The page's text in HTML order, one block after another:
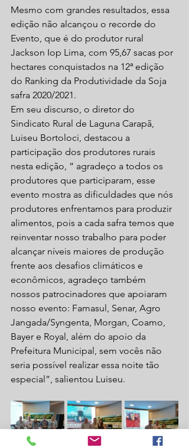
Mesmo com grandes resultados, essa
edição não alcançou o recorde do
Evento, que é do produtor rural
Jackson Iop Lima, com 95,67 sacas por
hectares conquistados na 12ª edição
do Ranking da Produtividade da Soja
safra 2020/2021.
Em seu discurso, o diretor do
Sindicato Rural de Laguna Carapã,
Luiseu Bortoloci, destacou a
participação dos produtores rurais
nesta edição, “ agradeço a todos os
produtores que participaram, esse
evento mostra as dificuldades que nós
produtores enfrentamos para produzir
alimentos, pois a cada safra temos que
reinventar nosso trabalho para poder
alcançar níveis maiores de produção
frente aos desafios climáticos e
econômicos, agradeço também
nossos patrocinadores que apoiaram
nosso evento: Famasul, Senar, Agro
Jangada/Syngenta, Morgan, Coamo,
Bayer e Royal, além do apoio da
Prefeitura Municipal, sem vocês não
seria possível realizar essa noite tão
especial”, salientou Luiseu.